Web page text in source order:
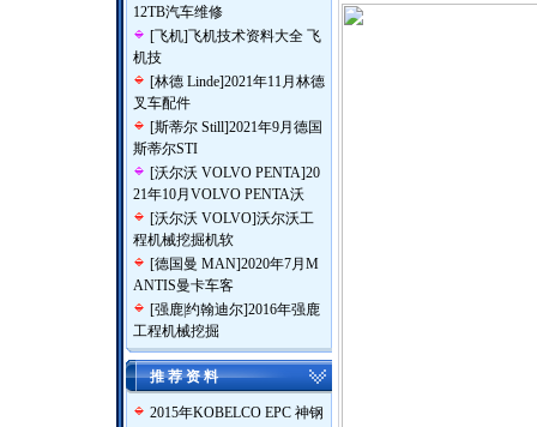
12TB汽车维修
[飞机]飞机技术资料大全 飞
机技
[林德 Linde]2021年11月林德
叉车配件
[斯蒂尔 Still]2021年9月德国
斯蒂尔STI
[沃尔沃 VOLVO PENTA]20
21年10月VOLVO PENTA沃
[沃尔沃 VOLVO]沃尔沃工
程机械挖掘机软
[德国曼 MAN]2020年7月M
ANTIS曼卡车客
[强鹿|约翰迪尔]2016年强鹿
工程机械挖掘
推 荐 资 料
2015年KOBELCO EPC 神钢